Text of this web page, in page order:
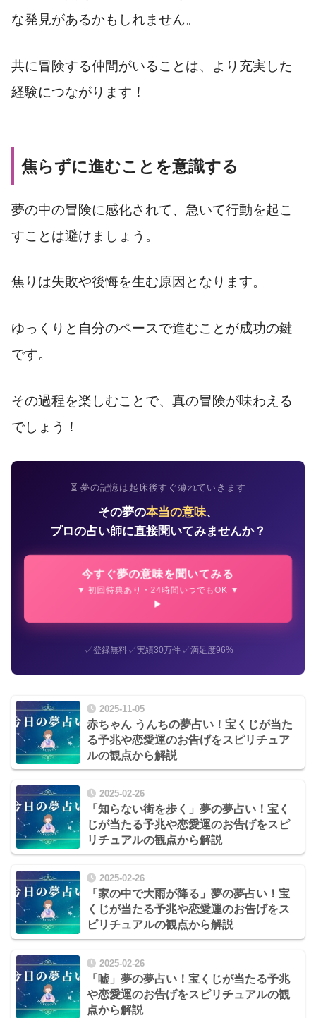
な発見があるかもしれません。
共に冒険する仲間がいることは、より充実した
経験につながります！
焦らずに進むことを意識する
夢の中の冒険に感化されて、急いて行動を起こ
すことは避けましょう。
焦りは失敗や後悔を生む原因となります。
ゆっくりと自分のペースで進むことが成功の鍵
です。
その過程を楽しむことで、真の冒険が味わえる
でしょう！
⏳ 夢の記憶は起床後すぐ薄れていきます
その夢の本当の意味、
プロの占い師に直接聞いてみませんか？
今すぐ夢の意味を聞いてみる
▼ 初回特典あり・24時間いつでもOK ▼
✓登録無料✓実績30万件✓満足度96%
2025-11-05
赤ちゃん うんちの夢占い！宝くじが当た
る予兆や恋愛運のお告げをスピリチュア
ルの観点から解説
2025-02-26
「知らない街を歩く」夢の夢占い！宝く
じが当たる予兆や恋愛運のお告げをスピ
リチュアルの観点から解説
2025-02-26
「家の中で大雨が降る」夢の夢占い！宝
くじが当たる予兆や恋愛運のお告げをス
ピリチュアルの観点から解説
2025-02-26
「嘘」夢の夢占い！宝くじが当たる予兆
や恋愛運のお告げをスピリチュアルの観
点から解説